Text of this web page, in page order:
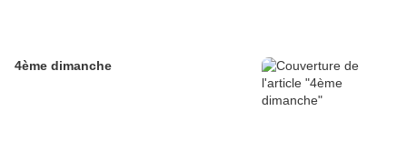
4ème dimanche